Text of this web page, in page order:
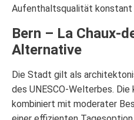
Aufenthaltsqualität konstant
Bern – La Chaux-
Alternative
Die Stadt gilt als
des UNESCO-Welterbes.
kombiniert mit moderater